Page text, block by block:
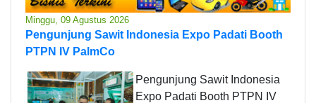
Minggu, 09 Agustus 2026
Pengunjung Sawit Indonesia Expo Padati Booth
PTPN IV PalmCo
Pengunjung Sawit Indonesia
Expo Padati Booth PTPN IV